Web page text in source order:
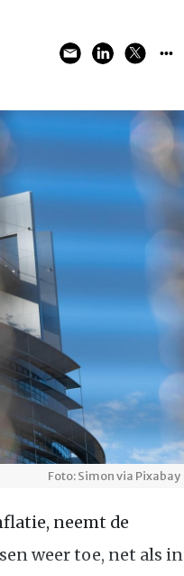
Foto: Simon via Pixabay
neemt de
weer toe, net als in